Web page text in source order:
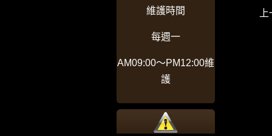
維護時間
每週一
AM09:00〜PM12:00維
護
上